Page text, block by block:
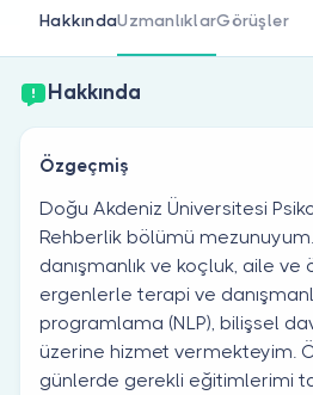
HakkındaUzmanlıklarGörüşler
Hakkında
Özgeçmiş
Doğu Akdeniz Üniversitesi
Rehberlik bölümü
danışmanlık ve koçluk, aile ve
ergenlerle terapi ve
programlama (NLP), bilişsel
üzerine hizmet vermekteyim.
günlerde gerekli eğitimlerimi